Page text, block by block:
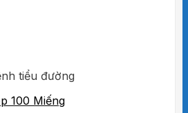
tiểu đường
100 Miếng